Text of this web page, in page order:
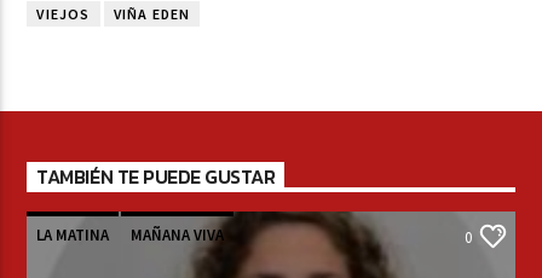
VIEJOS VIÑA EDEN
TAMBIÉN TE PUEDE GUSTAR
LA MATINA MAÑANA VIVA 0